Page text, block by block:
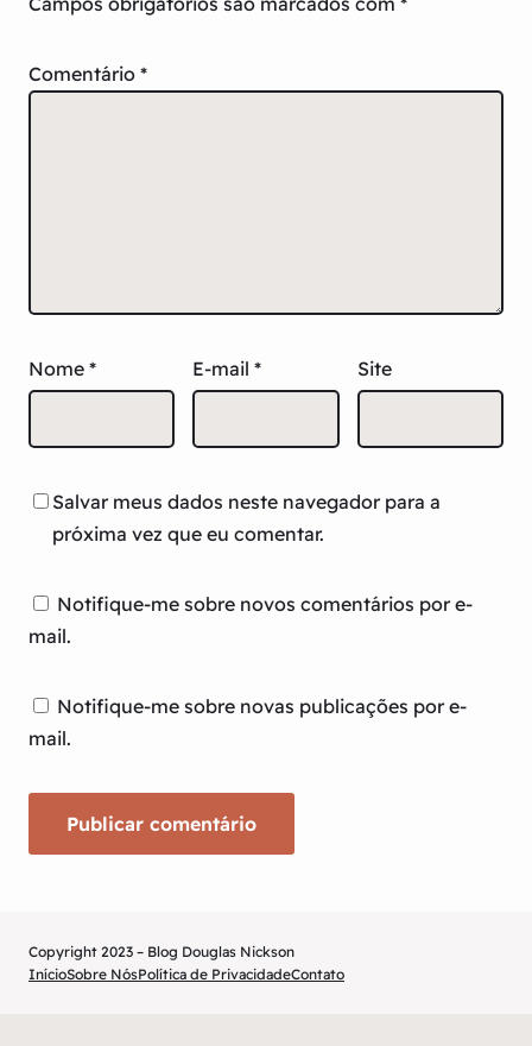
Comentário *
Nome * E-mail* Site
Salvar meus dados neste navegador para a
próxima vez que eu comentar.
Notifique-me sobre novos comentários por e-
mail.
Notifique-me sobre novas publicações por e-
mail.
Copyright 2023 – Blog Douglas Nickson
InícioSobre NósPolítica de PrivacidadeContato